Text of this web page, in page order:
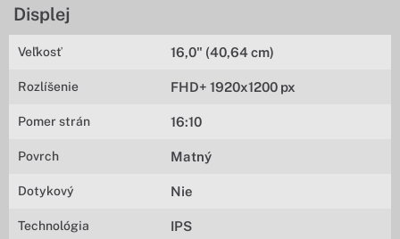
Displej
Veľkosť 16,0" (40,64 cm)
Rozlíšenie FHD+ 1920x1200 px
Pomer strán 16:10
Povrch Matný
Dotykový Nie
Technológia IPS